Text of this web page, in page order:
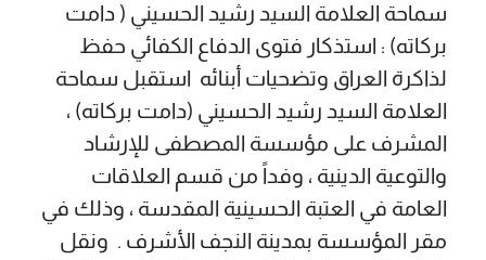
سماحة العلامة السيد رشيد الحسيني ( دامت
بركاته) : استذكار فتوى الدفاع الكفائي حفظ
لذاكرة العراق وتضحيات أبنائه ‏ ‏استقبل سماحة
العلامة السيد رشيد الحسيني (دامت بركاته) ،
المشرف على مؤسسة المصطفى للإرشاد
والتوعية الدينية ، وفداً من قسم العلاقات
العامة في العتبة الحسينية المقدسة ، وذلك في
مقر المؤسسة بمدينة النجف الأشرف . ‏ ‏ونقل